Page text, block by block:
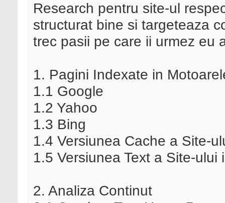
Research pentru site-ul
structurat bine si targeteaza
trec pasii pe care ii urmez eu
1. Pagini Indexate in
1.1 Google
1.2 Yahoo
1.3 Bing
1.4 Versiunea Cache a Site-
1.5 Versiunea Text a Site-ului
2. Analiza Continut